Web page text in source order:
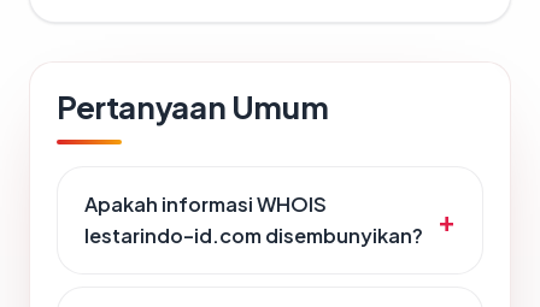
Pertanyaan Umum
Apakah informasi WHOIS
lestarindo-id.com disembunyikan?